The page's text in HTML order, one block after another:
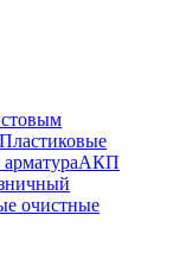
Пластиковые
АКП
очистные